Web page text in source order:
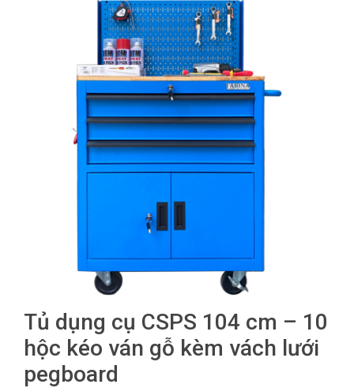
Tủ dụng cụ CSPS 104 cm – 10
hộc kéo ván gỗ kèm vách lưới
pegboard